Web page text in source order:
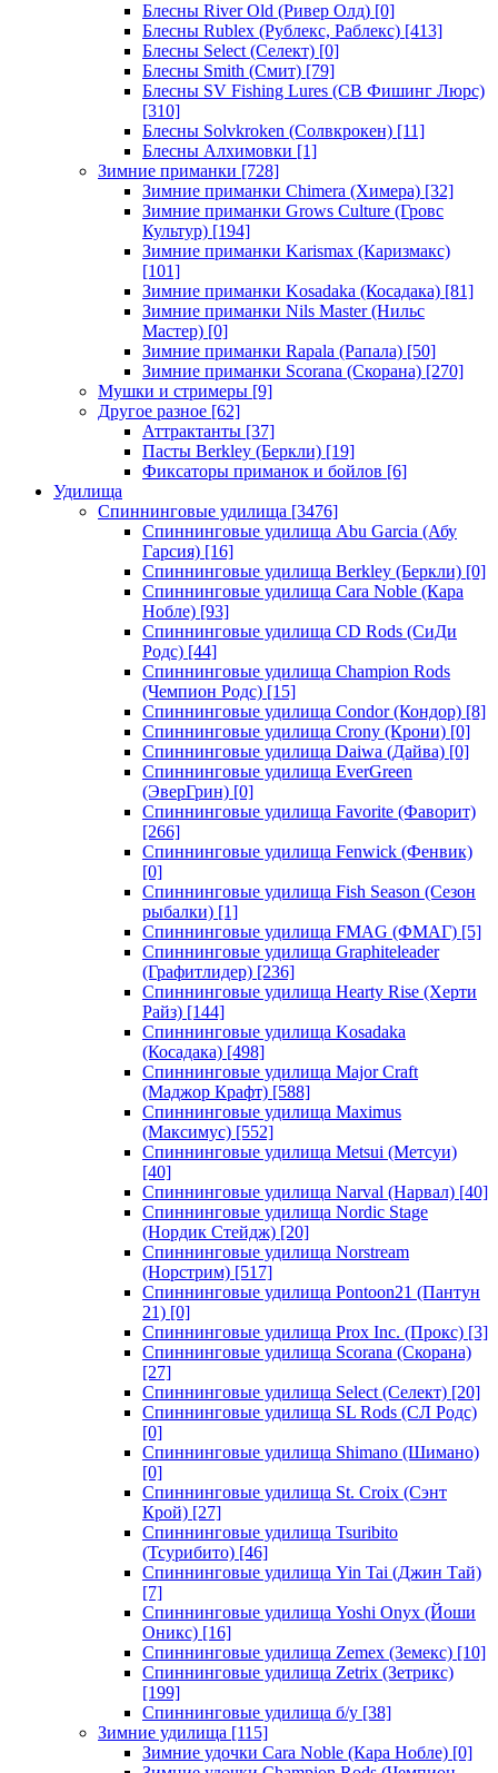
Блесны River Old (Ривер Олд) [0]
Блесны Rublex (Рублекс, Раблекс) [413]
Блесны Select (Селект) [0]
Блесны Smith (Смит) [79]
Блесны SV Fishing Lures (СВ Фишинг Люрс)
[310]
Блесны Solvkroken (Солвкрокен) [11]
Блесны Алхимовки [1]
Зимние приманки [728]
Зимние приманки Chimera (Химера) [32]
Зимние приманки Grows Culture (Гровс
Культур) [194]
Зимние приманки Karismax (Каризмакс)
[101]
Зимние приманки Kosadaka (Косадака) [81]
Зимние приманки Nils Master (Нильс
Мастер) [0]
Зимние приманки Rapala (Рапала) [50]
Зимние приманки Scorana (Скорана) [270]
Мушки и стримеры [9]
Другое разное [62]
Аттрактанты [37]
Пасты Berkley (Беркли) [19]
Фиксаторы приманок и бойлов [6]
Удилища
Спиннинговые удилища [3476]
Спиннинговые удилища Abu Garcia (Абу
Гарсия) [16]
Спиннинговые удилища Berkley (Беркли) [0]
Спиннинговые удилища Cara Noble (Кара
Нобле) [93]
Спиннинговые удилища CD Rods (СиДи
Родс) [44]
Спиннинговые удилища Champion Rods
(Чемпион Родс) [15]
Спиннинговые удилища Condor (Кондор) [8]
Спиннинговые удилища Crony (Крони) [0]
Спиннинговые удилища Daiwa (Дайва) [0]
Спиннинговые удилища EverGreen
(ЭверГрин) [0]
Спиннинговые удилища Favorite (Фаворит)
[266]
Спиннинговые удилища Fenwick (Фенвик)
[0]
Спиннинговые удилища Fish Season (Сезон
рыбалки) [1]
Спиннинговые удилища FMAG (ФМАГ) [5]
Спиннинговые удилища Graphiteleader
(Графитлидер) [236]
Спиннинговые удилища Hearty Rise (Херти
Райз) [144]
Спиннинговые удилища Kosadaka
(Косадака) [498]
Спиннинговые удилища Major Craft
(Маджор Крафт) [588]
Спиннинговые удилища Maximus
(Максимус) [552]
Спиннинговые удилища Metsui (Метсуи)
[40]
Спиннинговые удилища Narval (Нарвал) [40]
Спиннинговые удилища Nordic Stage
(Нордик Стейдж) [20]
Спиннинговые удилища Norstream
(Норстрим) [517]
Спиннинговые удилища Pontoon21 (Пантун
21) [0]
Спиннинговые удилища Prox Inc. (Прокс) [3]
Спиннинговые удилища Scorana (Скорана)
[27]
Спиннинговые удилища Select (Селект) [20]
Спиннинговые удилища SL Rods (СЛ Родс)
[0]
Спиннинговые удилища Shimano (Шимано)
[0]
Спиннинговые удилища St. Croix (Сэнт
Крой) [27]
Спиннинговые удилища Tsuribito
(Тсурибито) [46]
Спиннинговые удилища Yin Tai (Джин Тай)
[7]
Спиннинговые удилища Yoshi Onyx (Йоши
Оникс) [16]
Спиннинговые удилища Zemex (Земекс) [10]
Спиннинговые удилища Zetrix (Зетрикс)
[199]
Спиннинговые удилища б/у [38]
Зимние удилища [115]
Зимние удочки Cara Noble (Кара Нобле) [0]